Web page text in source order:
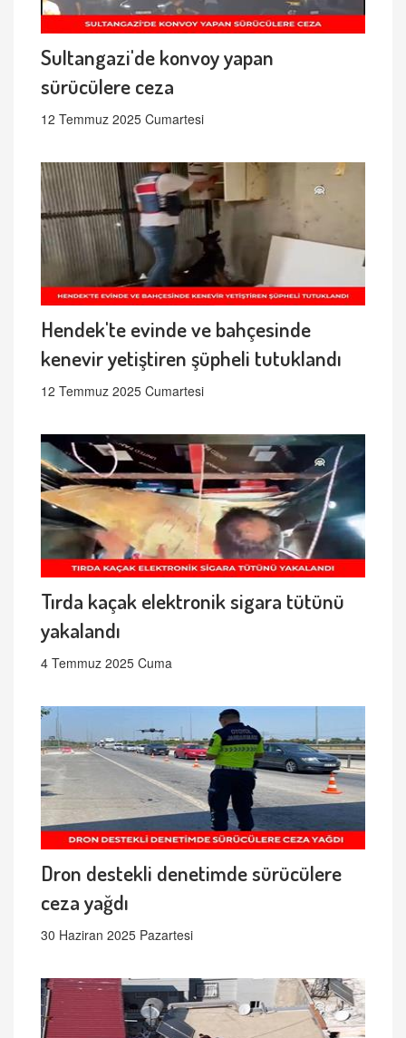
Sultangazi'de konvoy yapan
sürücülere ceza
12 Temmuz 2025 Cumartesi
Hendek'te evinde ve bahçesinde
kenevir yetiştiren şüpheli tutuklandı
12 Temmuz 2025 Cumartesi
Tırda kaçak elektronik sigara tütünü
yakalandı
4 Temmuz 2025 Cuma
Dron destekli denetimde sürücülere
ceza yağdı
30 Haziran 2025 Pazartesi